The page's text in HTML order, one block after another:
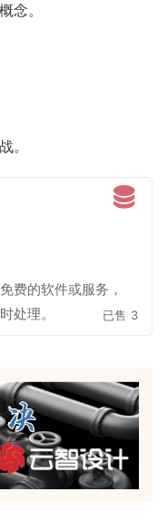
念。
。
费的软件或服务，
处理。
已售 3